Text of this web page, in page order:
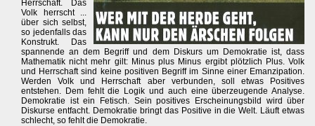
Herrschaft. Das
Volk herrscht ...
über sich selbst,
so jedenfalls das
Konstrukt. Das
spannende an dem Begriff und dem Diskurs um Demokratie ist, dass
Mathematik nicht mehr gilt: Minus plus Minus ergibt plötzlich Plus. Volk
und Herrschaft sind keine positiven Begriff im Sinne einer Emanzipation.
Werden Volk und Herrschaft aber verbunden, soll etwas Positives
entstehen. Dem fehlt die Logik und auch eine überzeugende Analyse.
Demokratie ist ein Fetisch. Sein positives Erscheinungsbild wird über
Diskurse entfacht. Demokratie bringt das Positive in die Welt. Läuft etwas
schlecht, so fehlt die Demokratie.